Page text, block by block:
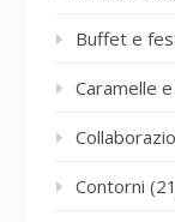
Buffet e
Caramelle
Contorni